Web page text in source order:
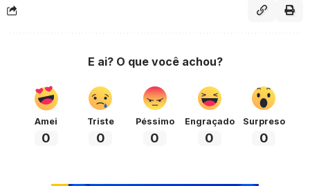
E ai? O que você achou?
Amei
0
Triste
0
Péssimo
0
Engraçado
0
Surpreso
0